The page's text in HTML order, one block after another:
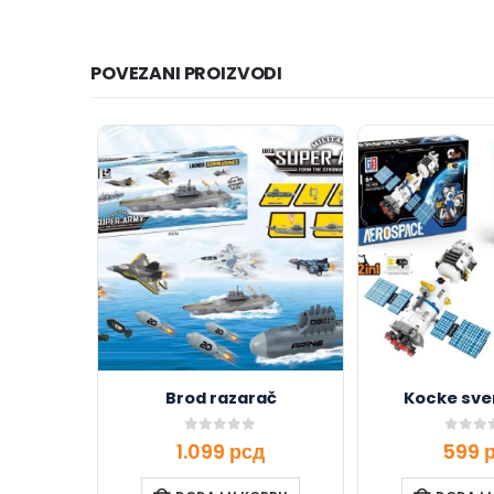
POVEZANI PROIZVODI
Brod razarač
0out of 5
1.099 рсд
Kocke
0out of
599